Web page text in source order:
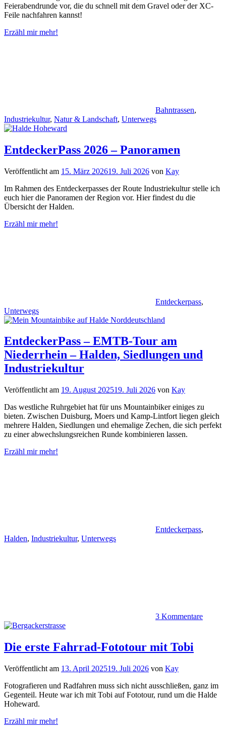
Feierabendrunde vor, die du schnell mit dem Gravel oder der XC-
Feile nachfahren kannst!
Erzähl mir mehr!
Bahntrassen,
Industriekultur, Natur & Landschaft, Unterwegs
EntdeckerPass 2026 – Panoramen
Veröffentlicht am 15. März 202619. Juli 2026 von Kay
Im Rahmen des Entdeckerpasses der Route Industriekultur stelle ich
euch hier die Panoramen der Region vor. Hier findest du die
Übersicht der Halden.
Erzähl mir mehr!
Entdeckerpass,
Unterwegs
EntdeckerPass – EMTB-Tour am
Niederrhein – Halden, Siedlungen und
Industriekultur
Veröffentlicht am 19. August 202519. Juli 2026 von Kay
Das westliche Ruhrgebiet hat für uns Mountainbiker einiges zu
bieten. Zwischen Duisburg, Moers und Kamp-Lintfort liegen gleich
mehrere Halden, Siedlungen und ehemalige Zechen, die sich perfekt
zu einer abwechslungsreichen Runde kombinieren lassen.
Erzähl mir mehr!
Entdeckerpass,
Halden, Industriekultur, Unterwegs
3 Kommentare
Die erste Fahrrad-Fototour mit Tobi
Veröffentlicht am 13. April 202519. Juli 2026 von Kay
Fotografieren und Radfahren muss sich nicht ausschließen, ganz im
Gegenteil. Heute war ich mit Tobi auf Fototour, rund um die Halde
Hoheward.
Erzähl mir mehr!